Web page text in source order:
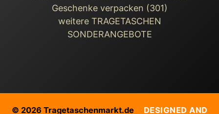
Geschenke verpacken (301)
weitere TRAGETASCHEN
SONDERANGEBOTE
© 2026 Tragetaschenmarkt.de DESIGNED AND